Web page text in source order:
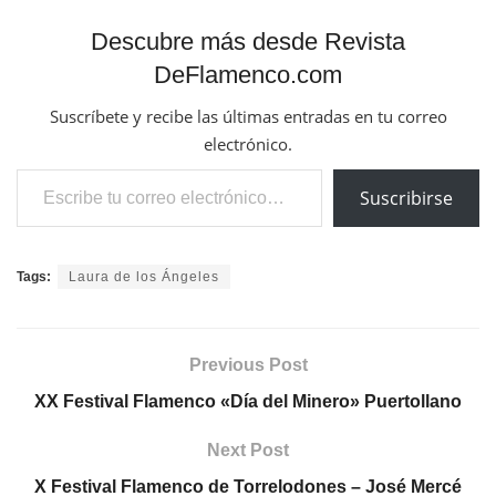
Descubre más desde Revista
DeFlamenco.com
Suscríbete y recibe las últimas entradas en tu correo
electrónico.
Escribe tu correo electrónico…
Suscribirse
Tags: Laura de los Ángeles
Previous Post
XX Festival Flamenco «Día del Minero» Puertollano
Next Post
X Festival Flamenco de Torrelodones – José Mercé